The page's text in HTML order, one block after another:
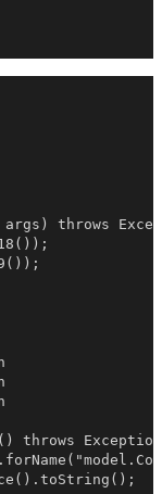
throws
throws